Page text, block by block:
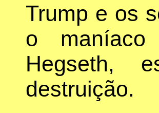
Trump e os
o
Hegseth,
destruição.